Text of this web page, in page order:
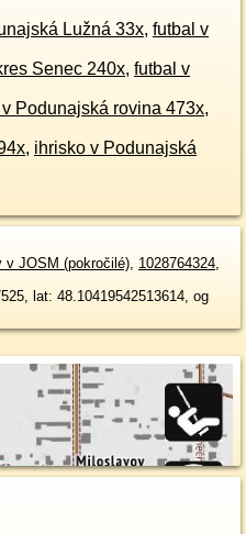
Lužná 33x, futbal v
Senec 240x, futbal v
Podunajská rovina 473x,
, ihrisko v Podunajská
v JOSM (pokročilé), 1028764324,
lat: 48.10419542513614, og